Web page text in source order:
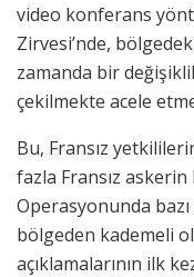
video konferans
Zirvesi’nde,
zamanda bir
çekilmekte acele
Bu, Fransız
fazla Fransız
Operasyonunda
bölgeden kademeli
açıklamalarının ilk